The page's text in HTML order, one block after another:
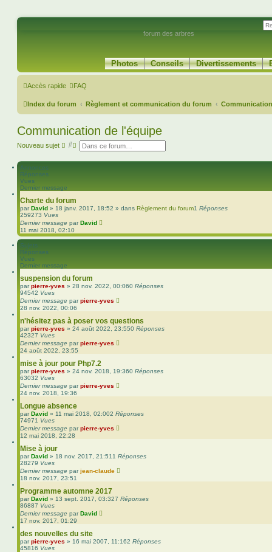
forum des arbres
Photos Conseils Divertissements
Accès rapide FAQ
Index du forum Règlement et communication du forum
Communication de l'équipe
Nouveau sujet
R
e
r
R
a
a
c
Annonces
Réponses
Vues
Dernier message
Charte du forum
parDavid » 18 janv. 2017, 18:52 » dans Règlement du forum1 Réponses
259273 Vues
Dernier message parDavid
11 mai 2018, 02:10
Sujets
Réponses
Vues
Dernier message
suspension du forum
parpierre-yves » 28 nov. 2022, 00:060 Réponses
94542 Vues
Dernier message parpierre-yves
28 nov. 2022, 00:06
n'hésitez pas à poser vos questions
parpierre-yves » 24 août 2022, 23:550 Réponses
42327 Vues
Dernier message parpierre-yves
24 août 2022, 23:55
mise à jour pour Php7.2
parpierre-yves » 24 nov. 2018, 19:360 Réponses
63032 Vues
Dernier message parpierre-yves
24 nov. 2018, 19:36
Longue absence
parDavid » 11 mai 2018, 02:002 Réponses
74971 Vues
Dernier message parpierre-yves
12 mai 2018, 22:28
Mise à jour
parDavid » 18 nov. 2017, 21:51 1 Réponses
28279 Vues
Dernier message parjean-claude
18 nov. 2017, 23:51
Programme automne 2017
parDavid » 13 sept. 2017, 03:327 Réponses
86887 Vues
Dernier message parDavid
17 nov. 2017, 01:29
des nouvelles du site
parpierre-yves » 16 mai 2007, 11:162 Réponses
45816 Vues